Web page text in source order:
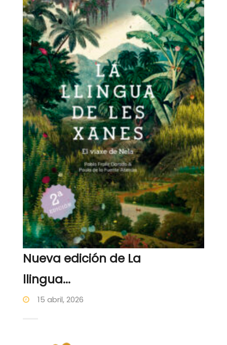
Nueva edición de La
llingua...
15 abril, 2026